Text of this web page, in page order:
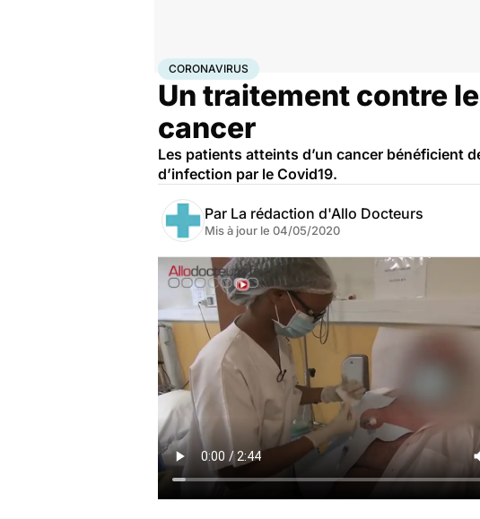
AccueilSantéMaladies
CORONAVIRUS
Un traitement contre
cancer
Les patients atteints d’un cancer bénéficient
d’infection par le Covid19.
Par La rédaction d'Allo Docteurs
Mis à jour le 04/05/2020